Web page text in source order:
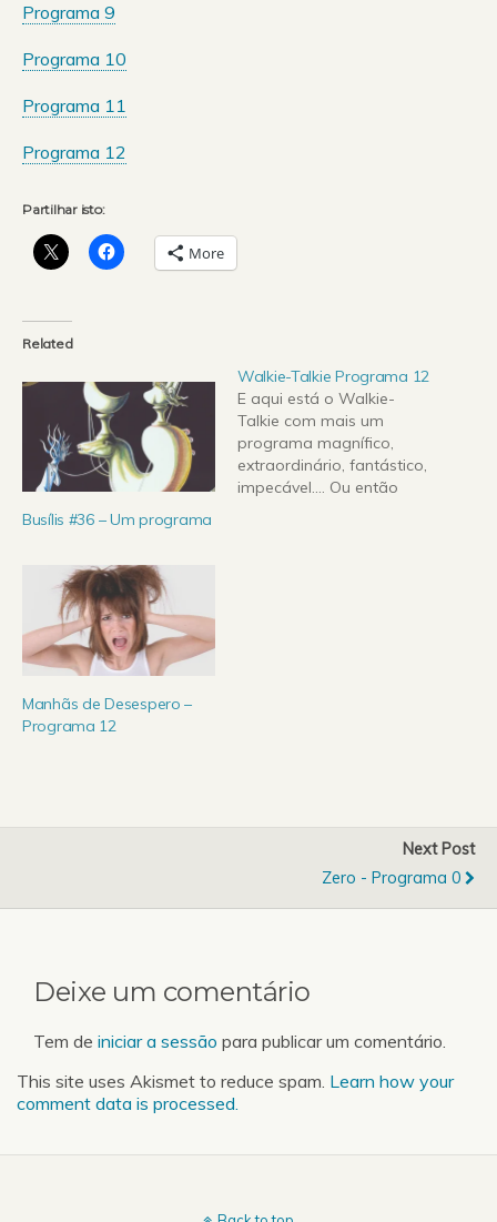
Programa 9
Programa 10
Programa 11
Programa 12
Partilhar isto:
More
Related
Busílis #36 – Um programa
Walkie-Talkie Programa 12
E aqui está o Walkie-
Talkie com mais um
programa magnífico,
extraordinário, fantástico,
impecável.... Ou então
Manhãs de Desespero –
Programa 12
Next Post
Zero - Programa 0
Deixe um comentário
Tem de iniciar a sessão para publicar um comentário.
This site uses Akismet to reduce spam. Learn how your
comment data is processed.